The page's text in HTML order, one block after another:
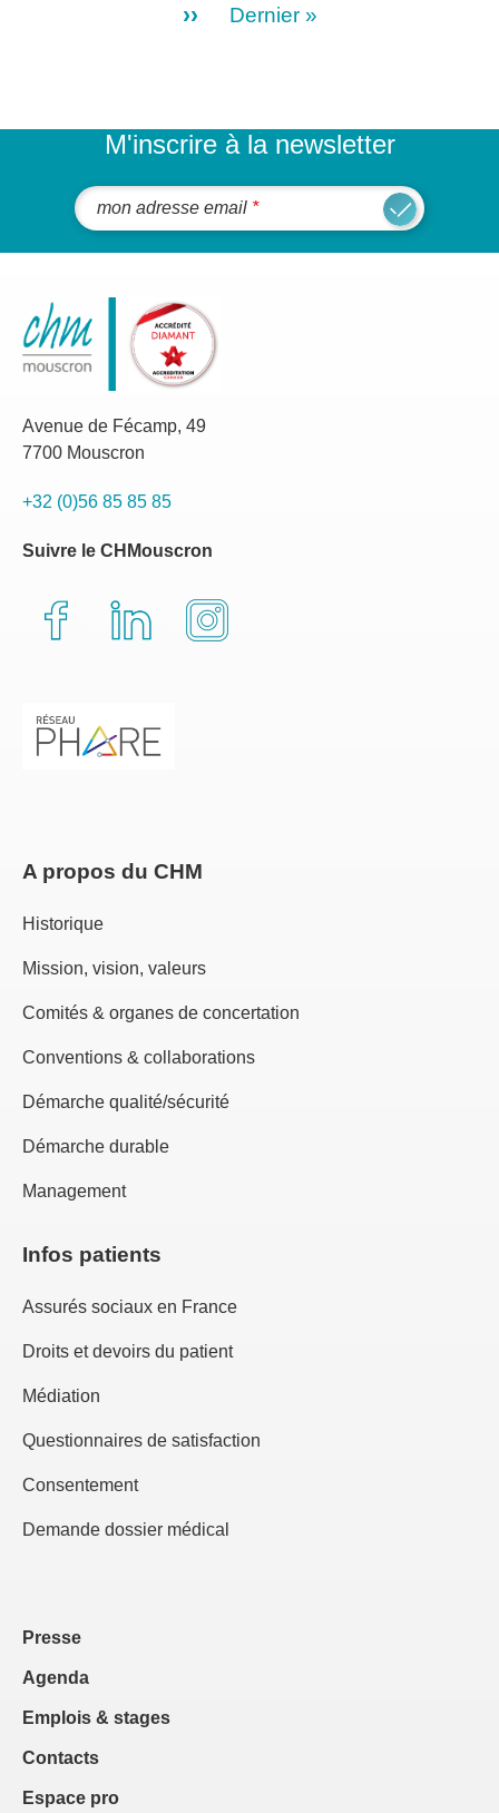
›› Dernier »
M'inscrire à la newsletter
mon adresse email
Avenue de Fécamp, 49
7700 Mouscron
+32 (0)56 85 85 85
Suivre le CHMouscron
A propos du CHM
Historique
Mission, vision, valeurs
Comités & organes de concertation
Conventions & collaborations
Démarche qualité/sécurité
Démarche durable
Management
Infos patients
Assurés sociaux en France
Droits et devoirs du patient
Médiation
Questionnaires de satisfaction
Consentement
Demande dossier médical
Presse
Agenda
Emplois & stages
Contacts
Espace pro